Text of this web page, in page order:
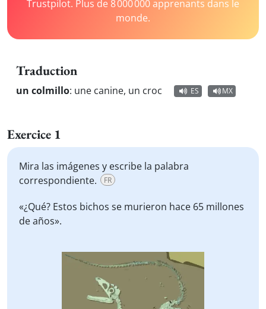
Trustpilot. Plus de 8 000 000 apprenants dans le
monde.
Traduction
un colmillo: une canine, un croc ES MX
Exercice 1
Mira las imágenes y escribe la palabra
correspondiente.
FR
«¿Qué? Estos bichos se murieron hace 65 millones
de años».